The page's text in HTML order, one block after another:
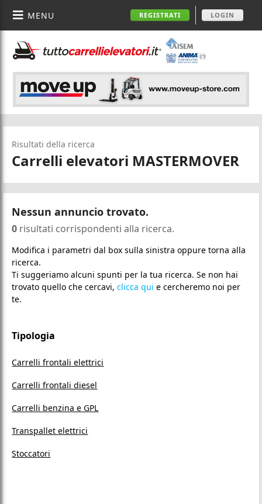
REGISTRATI LOGIN
MENU
Risultati della ricerca
Carrelli elevatori MASTERMOVER
Nessun annuncio trovato.
0 risultati corrispondenti alla ricerca.
Modifica i parametri dal box sulla sinistra oppure torna alla
ricerca.
Ti suggeriamo alcuni spunti per la tua ricerca. Se non hai
trovato quello che cercavi,clicca qui e cercheremo noi per
te.
Tipologia
Carrelli frontali elettrici
Carrelli frontali diesel
Carrelli benzina e GPL
Transpallet elettrici
Stoccatori